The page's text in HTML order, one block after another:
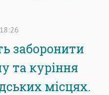
18:26
заборонити
та куріння
місцях.